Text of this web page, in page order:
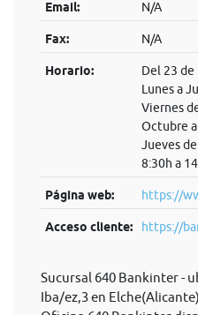
Email: N/A
Fax: N/A
Horario:
Del 23 de
Lunes a
Viernes
Octubre
Jueves
8:30h a
Página web: https://
Acceso cliente: https://
Sucursal 640 Bankinter -
Iba/ez,3 en